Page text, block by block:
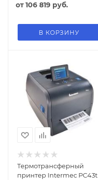
от106 819 руб.
В КОРЗИНУ
Термотрансферный
принтер Intermec PC43t